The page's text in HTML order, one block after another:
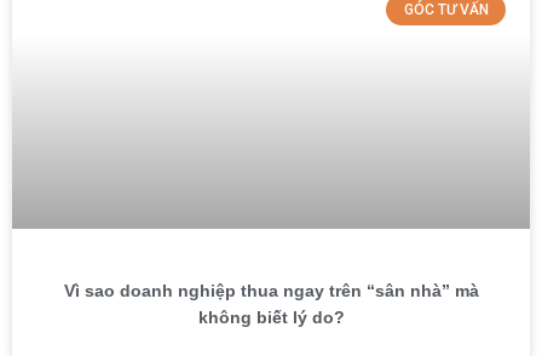
GÓC TƯ VẤN
Vì sao doanh nghiệp thua ngay trên “sân nhà” mà
không biết lý do?